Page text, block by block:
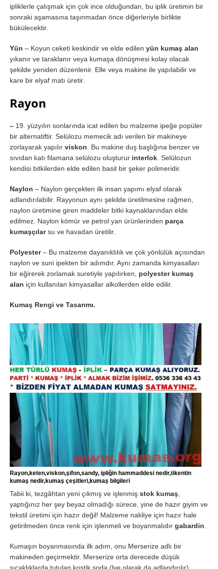
ipliklerle çalışmak için çok ince olduğundan, bu iplik üretimin bir
sonraki aşamasına taşınmadan önce diğerleriyle birlikte
bükülecektir.
Yün – Koyun ceketi keskindir ve elde edilen yün kumaş alan
yıkanır ve taraklanır veya kumaşa dönüşmesi kolay olacak
şekilde yeniden düzenlenir. Elle veya makine ile yapılabilir ve
kare bir elyaf matı üretir.
Rayon
– 19. yüzyılın sonlarında icat edilen bu malzeme ipeğe popüler
bir alternatiftir. Selülozu memecik adı verilen bir makineye
zorlayarak yapılır viskon . Bu makine duş başlığına benzer ve
sıvıdan katı filamana selülozu oluşturur interlok . Selülozun
kendisi bitkilerden elde edilen basit bir şeker polimeridir.
Naylon – Naylon gerçekten ilk insan yapımı elyaf olarak
adlandırılabilir. Rayyonun aynı şekilde üretilmesine rağmen,
naylon üretimine giren maddeler bitki kaynaklarından elde
edilmez. Naylon kömür ve petrol yan ürünlerinden parça
kumaşçılarsu ve havadan üretilir.
Polyester– Bu malzeme dayanıklılık ve çok yönlülük açısından
naylon ve suni ipekten bir adımdır. Aynı zamanda kimyasalları
bir eğirerek zorlamak suretiyle yapılırken, polyester kumaş
alan için kullanılan kimyasallar alkollerden elde edilir.
Kumaş Rengi ve Tasarımı.
Rayon,keten,viskon,şifon,sandy, ipliğin hammaddesi nedir,tikentin
kumaş nedir,kumaş çeşitleri,kumaş bilgileri
Tabii ki, tezgâhtan yeni çıkmış ve işlenmiş stok kumaş
yaptığınız her şey beyaz olmadığı sürece, yine de hazır giyim ve
tekstil üretimi için hazır değil! Malzeme nakliye için hazır hale
getirilmeden önce renk için işlenmeli ve boyanmalıdır gabardin
Kumaşın boyanmasında ilk adım, onu Merserize adlı bir
makineden geçirmektir. Merserize orta derecede düşük
sıcaklıklarda tutulan kostik soda (lye olarak da adlandırılır)